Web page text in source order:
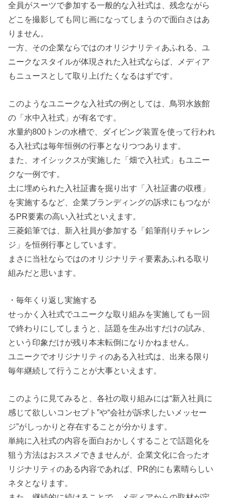
全員がスーツで参加する一般的な入社式は、残念ながら
どこを撮影しても同じ画になってしまうので面白さはあ
りません。
一方、その企業ならではのオリジナリティあふれる、ユ
ニークなスタイルが体現された入社式ならば、メディア
もニュースとして取り上げたくなるはずです。
このようなユニークな入社式の例としては、鳥羽水族館
の「水中入社式」が有名です。
水量約800トンの水槽で、ダイビング装置を使って行われ
る入社式は毎年恒例の行事となりつつあります。
また、オイシックスが実施した「畑で入社式」もユニー
クな一例です。
土に埋められた入社証書を掘り出す「入社証書の収穫」
を実施するなど、企業ブランディングの訴求にもつなが
るPR要素の高い入社式といえます。
三菱鉛筆では、新入社員が参加する「鉛筆削りチャレン
ジ」を恒例行事としています。
まさに当社ならではのオリジナリティ要素あふれる取り
組みだと思います。
・毎年くり返し実施する
せっかく入社式でユニークな取り組みを実施しても一回
で終わりにしてしまうと、話題を生み出すだけの試み、
という印象だけが残り本末転倒になりかねません。
ユニークでオリジナリティのある入社式は、出来る限り
毎年継続して行うことが大事といえます。
このように見てみると、各社の取り組みには“新入社員に
感じて欲しいコンセプト”や“会社が訴求したいメッセー
ジ”がしっかりと存在することが分かります。
単純に入社式の内容を面白おかしくすることで話題化を
狙う方法はおススメできませんが、企業文化に合ったオ
リジナリティのある内容であれば、PR的にも素晴らしい
ネタとなります。